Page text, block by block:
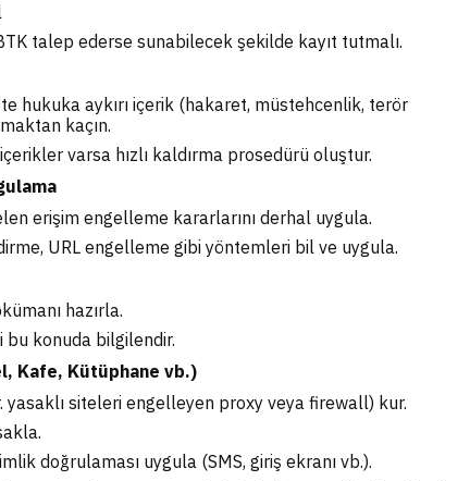
talep ederse sunabilecek şekilde kayıt tutmalı.
hukuka aykırı içerik (hakaret, müstehcenlik, terör
kaçın.
varsa hızlı kaldırma prosedürü oluştur.
erişim engelleme kararlarını derhal uygula.
URL engelleme gibi yöntemleri bil ve uygula.
hazırla.
bu konuda bilgilendir.
Kafe, Kütüphane vb.)
siteleri engelleyen proxy veya firewall) kur.
doğrulaması uygula (SMS, giriş ekranı vb.).